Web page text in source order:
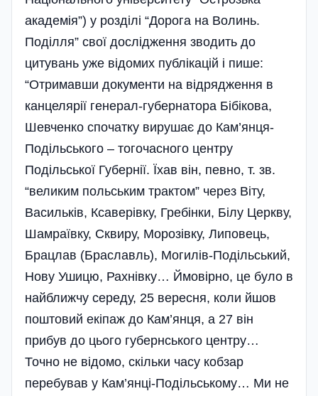
академія”) у розділі “Дорога на Волинь.
Поділля” свої дослідження зводить до
цитувань уже відомих публікацій і пише:
“Отримавши документи на відрядження в
канцелярії генерал-губернатора Бібікова,
Шевченко спочатку вирушає до Кам’янця-
Подільського – тогочасного центру
Подільської Губернії. Їхав він, певно, т. зв.
“великим польським трактом” через Віту,
Васильків, Ксаверівку, Гребінки, Білу Церкву,
Шамраївку, Сквиру, Морозівку, Липовець,
Брацлав (Браславль), Могилів-Подільський,
Нову Ушицю, Рахнівку… Ймовірно, це було в
найближчу середу, 25 вересня, коли йшов
поштовий екіпаж до Кам’янця, а 27 він
прибув до цього губернського центру…
Точно не відомо, скільки часу кобзар
перебував у Кам’янці-Подільському… Ми не